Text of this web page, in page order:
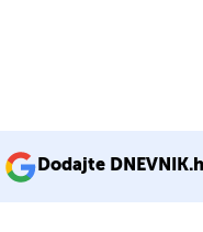
Dodajte